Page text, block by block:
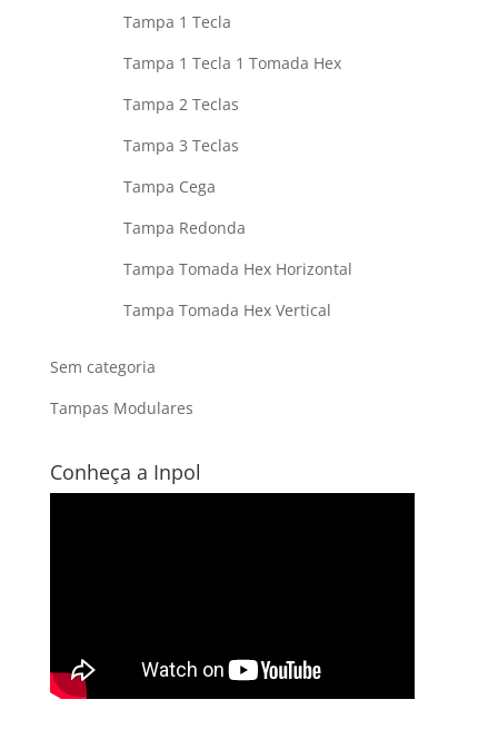
Tampa 1 Tecla
Tampa 1 Tecla 1 Tomada Hex
Tampa 2 Teclas
Tampa 3 Teclas
Tampa Cega
Tampa Redonda
Tampa Tomada Hex Horizontal
Tampa Tomada Hex Vertical
Sem categoria
Tampas Modulares
Conheça a Inpol